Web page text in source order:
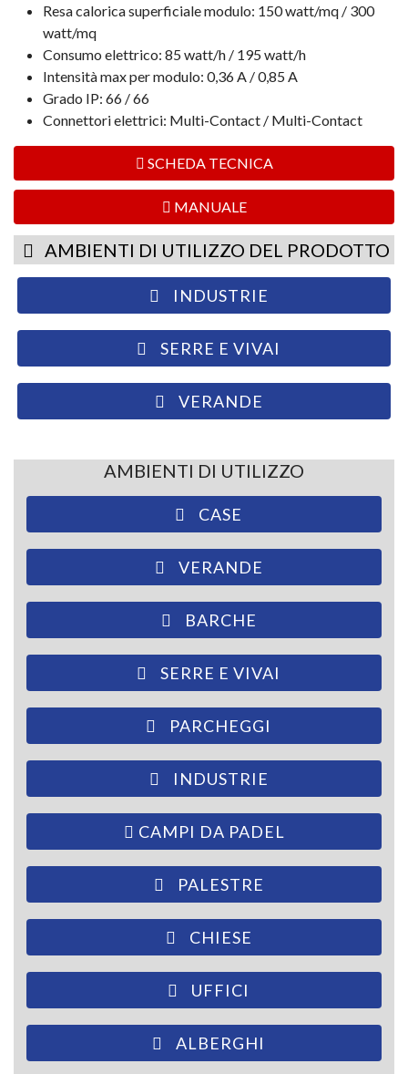
Resa calorica superficiale modulo: 150 watt/mq / 300
watt/mq
Consumo elettrico: 85 watt/h / 195 watt/h
Intensità max per modulo: 0,36 A / 0,85 A
Grado IP: 66 / 66
Connettori elettrici: Multi-Contact / Multi-Contact
SCHEDA TECNICA
MANUALE
AMBIENTI DI UTILIZZO DEL PRODOTTO
INDUSTRIE
SERRE E VIVAI
VERANDE
AMBIENTI DI UTILIZZO
CASE
VERANDE
BARCHE
SERRE E VIVAI
PARCHEGGI
INDUSTRIE
CAMPI DA PADEL
PALESTRE
CHIESE
UFFICI
ALBERGHI